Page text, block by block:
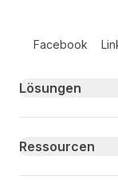
Facebook
Primary footer
Lösungen
Ressourcen